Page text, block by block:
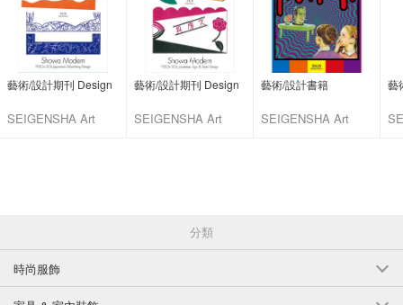
藝術/設計期刊 Design
SEIGENSHA Art
藝術/設計期刊 Design
SEIGENSHA Art
藝術/設計書籍
SEIGENSHA Art
藝
分類
時尚服飾